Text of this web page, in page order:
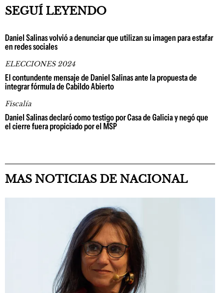
SEGUÍ LEYENDO
Daniel Salinas volvió a denunciar que utilizan su imagen para estafar
en redes sociales
ELECCIONES 2024
El contundente mensaje de Daniel Salinas ante la propuesta de
integrar fórmula de Cabildo Abierto
Fiscalía
Daniel Salinas declaró como testigo por Casa de Galicia y negó que
el cierre fuera propiciado por el MSP
MAS NOTICIAS DE NACIONAL